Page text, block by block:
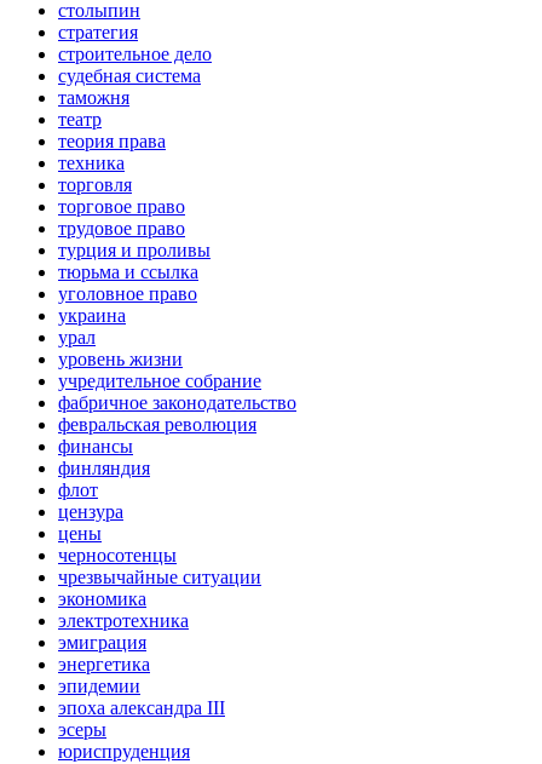
столыпин
стратегия
строительное дело
судебная система
таможня
театр
теория права
техника
торговля
торговое право
трудовое право
турция и проливы
тюрьма и ссылка
уголовное право
украина
урал
уровень жизни
учредительное собрание
фабричное законодательство
февральская революция
финансы
финляндия
флот
цензура
цены
черносотенцы
чрезвычайные ситуации
экономика
электротехника
эмиграция
энергетика
эпидемии
эпоха александра III
эсеры
юриспруденция